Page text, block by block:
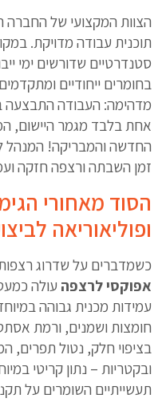
הצוות המקצועי של החברה
תוכנית עבודה מדויקת.
סטנדרטיים שדורשים ימי
בחומרים ייחודיים
מדהימה: העבודה התבצעה
אחת בלבד מגמר היישום,
החדשה והמבריקה! המנהל
זמן השבתה ורצפה חזקה
הסוד מאחורי
ופוליאוריאה
כשמדברים על שדרוג
אפוקסי לרצפהעולה
עמידות מכנית גבוהה
חומצות ושמנים, ורמת
בציפוי חלק, נטול תפרים,
ובקטריות – נתון קריטי
תעשייתיים השומרים על